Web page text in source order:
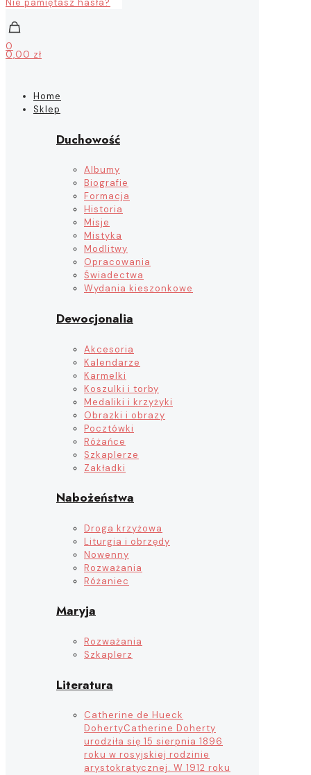
Nie pamiętasz hasła?
0
0,00 zł
Home
Sklep
Duchowość
Albumy
Biografie
Formacja
Historia
Misje
Mistyka
Modlitwy
Opracowania
Świadectwa
Wydania kieszonkowe
Dewocjonalia
Akcesoria
Kalendarze
Karmelki
Koszulki i torby
Medaliki i krzyżyki
Obrazki i obrazy
Pocztówki
Różańce
Szkaplerze
Zakładki
Nabożeństwa
Droga krzyżowa
Liturgia i obrzędy
Nowenny
Rozważania
Różaniec
Maryja
Rozważania
Szkaplerz
Literatura
Catherine de Hueck
DohertyCatherine Doherty
urodziła się 15 sierpnia 1896
roku w rosyjskiej rodzinie
arystokratycznej. W 1912 roku